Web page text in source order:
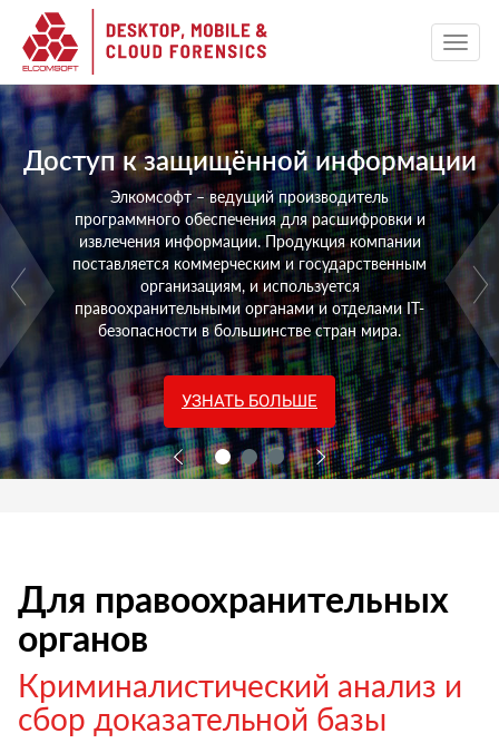
Доступ к защищённой информации
Элкомсофт – ведущий производитель
программного обеспечения для расшифровки и
извлечения информации. Продукция компании
поставляется коммерческим и государственным
организациям, и используется
правоохранительными органами и отделами IT-
безопасности в большинстве стран мира.
УЗНАТЬ БОЛЬШЕ
Для правоохранительных
органов
Криминалистический анализ и
сбор доказательной базы